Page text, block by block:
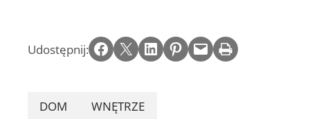
Udostępnij: Share on Facebook Email this Page Share on LinkedIn Share on Pinterest Email this Page Print this Page
DOM WNĘTRZE